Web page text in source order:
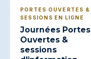
PORTES OUVERTES &
SESSIONS EN LIGNE
Journées Portes
Ouvertes &
sessions